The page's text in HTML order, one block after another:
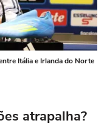
Itália e Irlanda do Norte
atrapalha?